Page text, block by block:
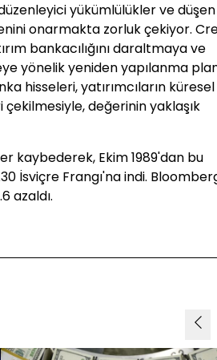
yükümlülükler ve düşen
onarmakta zorluk çekiyor.
bankacılığını daraltmaya ve
yönelik yeniden yapılanma
hisseleri, yatırımcıların küresel
değerinin yaklaşık
kaybederek, Ekim 1989'dan bu
İsviçre Frangı'na indi.
azaldı.